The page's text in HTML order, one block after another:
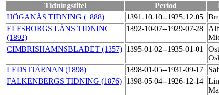
Tidningstitel Period
HÖGANÄS TIDNING (1888)
1891-10-10--1925-12-05
ELFSBORGS LÄNS TIDNING
(1892)
1892-10-07--1929-07-28
CIMBRISHAMNSBLADET (1857) 1895-01-02--1935-01-01
LEDSTJÄRNAN (1898)
1898-01-05--1931-09-17
FALKENBERGS TIDNING (1876) 1898-05-04--1926-12-14